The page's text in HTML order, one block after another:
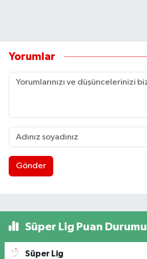
Yorumlar
Gönder
Süper Lig Puan Durumu
Süper Lig